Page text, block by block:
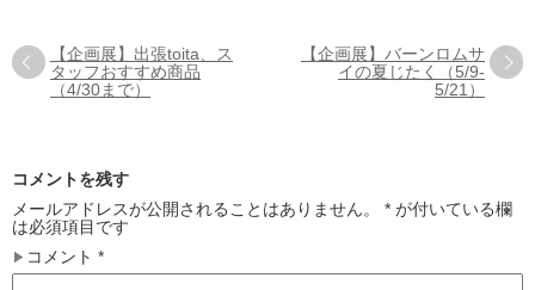
【企画展】出張toita、ス
タッフおすすめ商品
（4/30まで）
【企画展】バーンロムサ
イの夏じたく（5/9-
5/21）
コメントを残す
メールアドレスが公開されることはありません。
* が付いている欄
は必須項目です
コメント *